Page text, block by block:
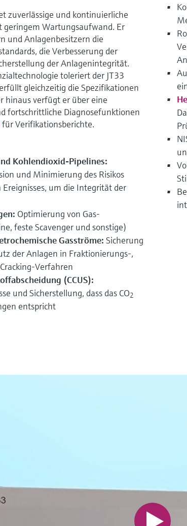
zuverlässige und kontinuierliche
geringem Wartungsaufwand. Er
und Anlagenbesitzern die
die Verbesserung der
der Anlagenintegrität.
toleriert der JT33
gleichzeitig die Spezifikationen
hinaus verfügt er über eine
fortschrittliche Diagnosefunktionen
für Verifikationsberichte.
Kohlendioxid-Pipelines:
und Minimierung des Risikos
um die Integrität der
Optimierung von Gas-
feste Scavenger und sonstige)
Gasströme: Sicherung
der Anlagen in Fraktionierungs-,
Verfahren
(CCUS):
und Sicherstellung, dass das CO2
entspricht